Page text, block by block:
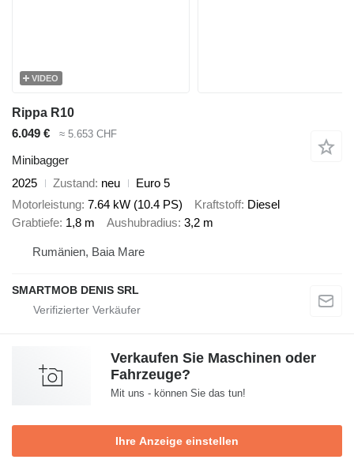
VIDEO
Rippa R10
6.049 €
≈ 5.653 CHF
Minibagger
2025
Zustand neu
Euro 5
Motorleistung 7.64 kW (10.4 PS) Kraftstoff Diesel
Grabtiefe 1,8 m Aushubradius 3,2 m
Rumänien, Baia Mare
SMARTMOB DENIS SRL
Verkaufen Sie Maschinen oder
Fahrzeuge?
Mit uns - können Sie das tun!
Ihre Anzeige einstellen